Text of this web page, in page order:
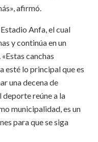
afirmó.
Anfa, el cual
y continúa en un
canchas
esté lo principal que es
una decena de
deporte reúne a la
municipalidad, es un
para que se siga